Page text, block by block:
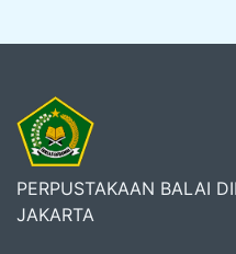
PERPUSTAKAAN BALAI
JAKARTA